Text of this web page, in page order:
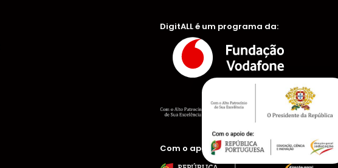
DigitALL é um programa da:
Com o apoio de: